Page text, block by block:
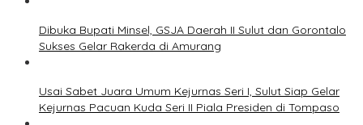
Dibuka Bupati Minsel, GSJA Daerah II Sulut dan Gorontalo
Sukses Gelar Rakerda di Amurang
Usai Sabet Juara Umum Kejurnas Seri I, Sulut Siap Gelar
Kejurnas Pacuan Kuda Seri II Piala Presiden di Tompaso